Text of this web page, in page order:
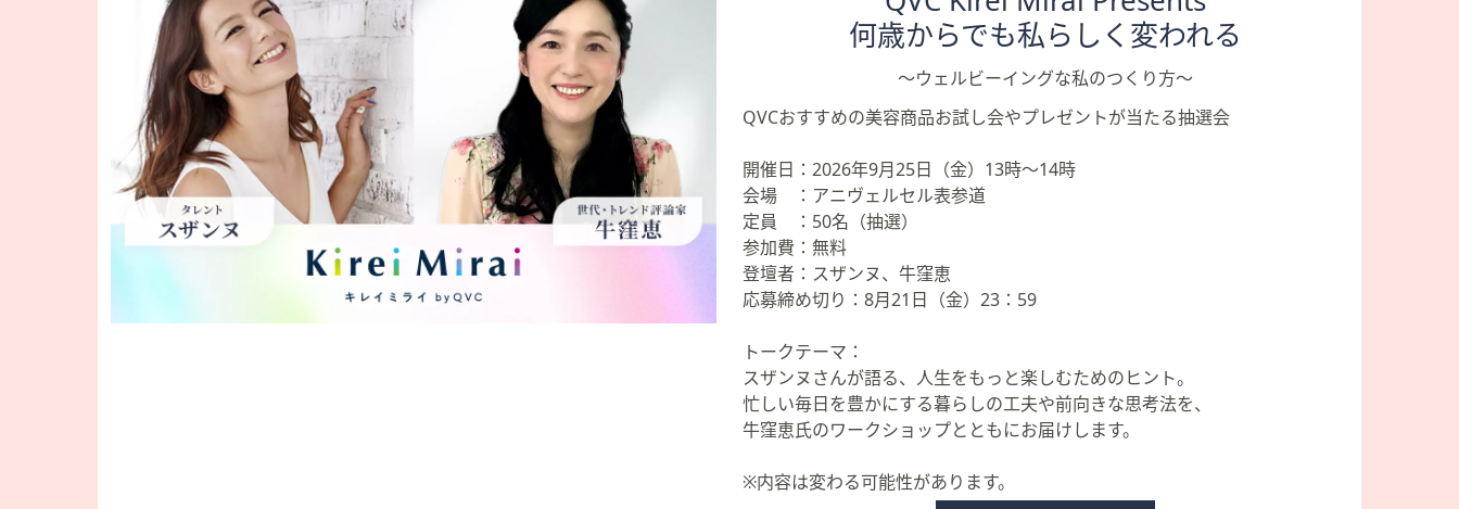
デ
バ
ス
で
左
右
何歳からでも私らしく変われる
～ウェルビーイングな私のつくり方～
QVCおすすめの美容商品お試し会やプレゼントが当たる抽選会
開催日：2026年9月25日（金）13時～14時
会場 ：アニヴェルセル表参道
定員 ：50名（抽選）
参加費：無料
登壇者：スザンヌ、牛窪恵
応募締め切り：8月21日（金）23：59
トークテーマ：
スザンヌさんが語る、人生をもっと楽しむためのヒント。
忙しい毎日を豊かにする暮らしの工夫や前向きな思考法を、
牛窪恵氏のワークショップとともにお届けします。
※内容は変わる可能性があります。